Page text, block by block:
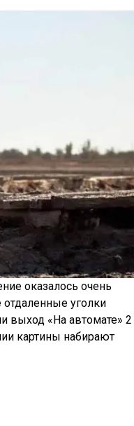
оказалось очень
уголки
выход «На автомате» 2
картины набирают